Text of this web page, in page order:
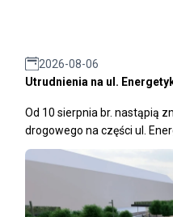
2026-08-06
Utrudnienia na ul.
Od 10 sierpnia br. nastąpią
drogowego na części ul.